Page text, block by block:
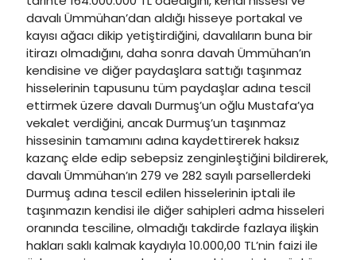
davalı Ümmühan’dan aldığı hisseye portakal ve
kayısı ağacı dikip yetiştirdiğini, davalıların buna bir
itirazı olmadığını, daha sonra davah Ümmühan’ın
kendisine ve diğer paydaşlara sattığı taşınmaz
hisselerinin tapusunu tüm paydaşlar adına tescil
ettirmek üzere davalı Durmuş’un oğlu Mustafa’ya
vekalet verdiğini, ancak Durmuş’un taşınmaz
hissesinin tamamını adına kaydettirerek haksız
kazanç elde edip sebepsiz zenginleştiğini bildirerek,
davalı Ümmühan’ın 279 ve 282 sayılı parsellerdeki
Durmuş adına tescil edilen hisselerinin iptali ile
taşınmazın kendisi ile diğer sahipleri adma hisseleri
oranında tesciline, olmadığı takdirde fazlaya ilişkin
hakları saklı kalmak kaydıyla 10.000,00 TL’nin faizi ile